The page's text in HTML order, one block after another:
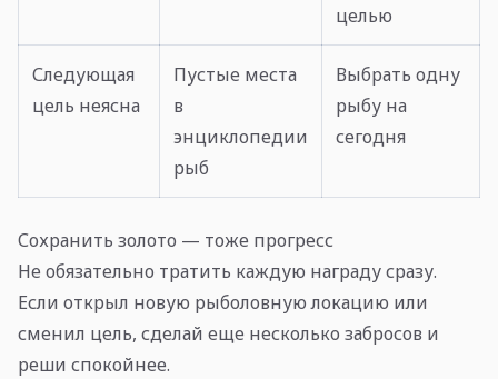
целью
Следующая
цель неясна
Пустые места
в
энциклопедии
рыб
Выбрать одну
рыбу на
сегодня
Сохранить золото — тоже прогресс
Не обязательно тратить каждую награду сразу.
Если открыл новую рыболовную локацию или
сменил цель, сделай еще несколько забросов и
реши спокойнее.